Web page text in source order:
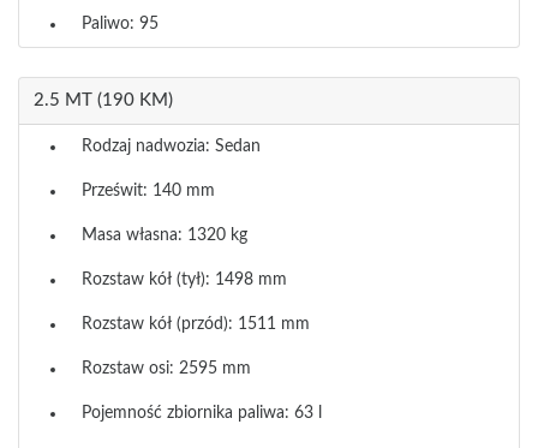
Paliwo: 95
2.5 MT (190 KM)
Rodzaj nadwozia: Sedan
Prześwit: 140 mm
Masa własna: 1320 kg
Rozstaw kół (tył): 1498 mm
Rozstaw kół (przód): 1511 mm
Rozstaw osi: 2595 mm
Pojemność zbiornika paliwa: 63 l